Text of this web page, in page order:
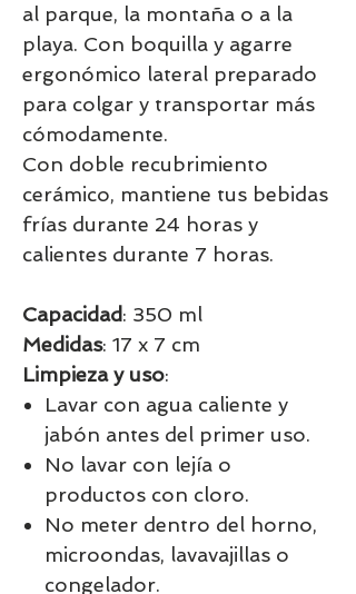
al parque, la montaña o a la
playa. Con boquilla y agarre
ergonómico lateral preparado
para colgar y transportar más
cómodamente.
Con doble recubrimiento
cerámico, mantiene tus bebidas
frías durante 24 horas y
calientes durante 7 horas.
Capacidad: 350 ml
Medidas: 17 x 7 cm
Limpieza y uso:
Lavar con agua caliente y
jabón antes del primer uso.
No lavar con lejía o
productos con cloro.
No meter dentro del horno,
microondas, lavavajillas o
congelador.